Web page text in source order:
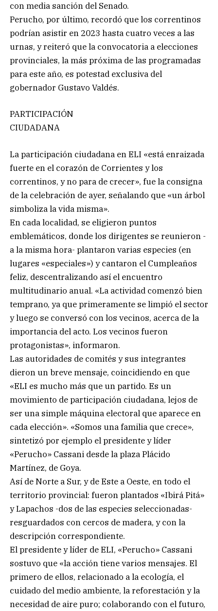
con media sanción del Senado.
Perucho, por último, recordó que los correntinos
podrían asistir en 2023 hasta cuatro veces a las
urnas, y reiteró que la convocatoria a elecciones
provinciales, la más próxima de las programadas
para este año, es potestad exclusiva del
gobernador Gustavo Valdés.
PARTICIPACIÓN
CIUDADANA
La participación ciudadana en ELI «está enraizada
fuerte en el corazón de Corrientes y los
correntinos, y no para de crecer», fue la consigna
de la celebración de ayer, señalando que «un árbol
simboliza la vida misma».
En cada localidad, se eligieron puntos
emblemáticos, donde los dirigentes se reunieron -
a la misma hora- plantaron varias especies (en
lugares «especiales») y cantaron el Cumpleaños
feliz, descentralizando así el encuentro
multitudinario anual. «La actividad comenzó bien
temprano, ya que primeramente se limpió el sector
y luego se conversó con los vecinos, acerca de la
importancia del acto. Los vecinos fueron
protagonistas», informaron.
Las autoridades de comités y sus integrantes
dieron un breve mensaje, coincidiendo en que
«ELI es mucho más que un partido. Es un
movimiento de participación ciudadana, lejos de
ser una simple máquina electoral que aparece en
cada elección». «Somos una familia que crece»,
sintetizó por ejemplo el presidente y líder
«Perucho» Cassani desde la plaza Plácido
Martínez, de Goya.
Así de Norte a Sur, y de Este a Oeste, en todo el
territorio provincial: fueron plantados «Ibirá Pitá»
y Lapachos -dos de las especies seleccionadas-
resguardados con cercos de madera, y con la
descripción correspondiente.
El presidente y líder de ELI, «Perucho» Cassani
sostuvo que «la acción tiene varios mensajes. El
primero de ellos, relacionado a la ecología, el
cuidado del medio ambiente, la reforestación y la
necesidad de aire puro; colaborando con el futuro,